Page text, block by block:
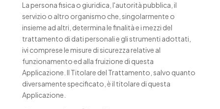
La persona fisica o giuridica, l'autorità pubblica, il
servizio o altro organismo che, singolarmente o
insieme ad altri, determina le finalità e i mezzi del
trattamento di dati personali e gli strumenti adottati,
ivi comprese le misure di sicurezza relative al
funzionamento ed alla fruizione di questa
Applicazione. Il Titolare del Trattamento, salvo quanto
diversamente specificato, è il titolare di questa
Applicazione.